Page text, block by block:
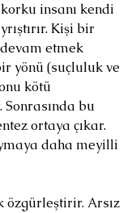
korku insanı kendi
Kişi bir
etmek
yönü (suçluluk ve
kötü
bu
ortaya çıkar.
daha meyilli
özgürleştirir. Arsız